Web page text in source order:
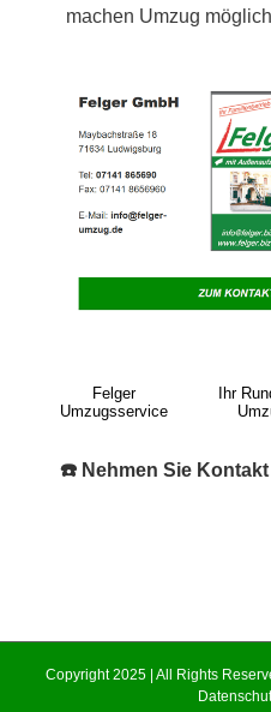
machen Umzug
Felger
Umzugsservice
Ihr
☎️ Nehmen Sie Kontakt
Copyright 2025 | All Rights